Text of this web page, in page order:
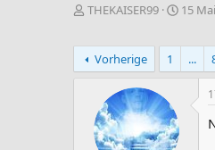
E
t
e
THEKAISER99
E
e
15
Vorherige 1 ...